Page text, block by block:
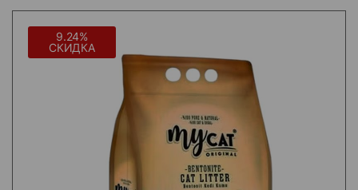
9.24%
СКИДКА